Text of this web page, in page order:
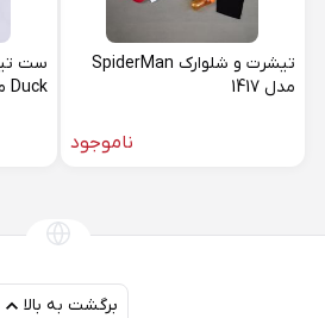
تیشرت و شلوارک SpiderMan
مدل 1417
ناموجود
ست
Duck مدل 1399
برگشت به بالا